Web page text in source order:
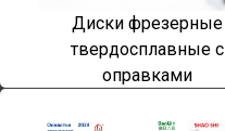
Диски фрезерные
твердосплавные с
оправками